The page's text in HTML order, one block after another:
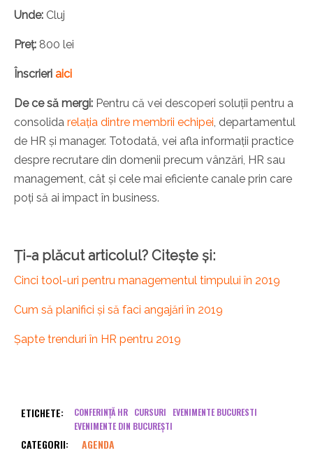
Unde: Cluj
Preț: 800 lei
Înscrieri aici
De ce să mergi: Pentru că vei descoperi soluții pentru a
consolida relația dintre membrii echipei, departamentul
de HR și manager. Totodată, vei afla informații practice
despre recrutare din domenii precum vânzări, HR sau
management, cât și cele mai eficiente canale prin care
poți să ai impact în business.
Ți-a plăcut articolul? Citește și:
Cinci tool-uri pentru managementul timpului în 2019
Cum să planifici și să faci angajări în 2019
Șapte trenduri în HR pentru 2019
ETICHETE: CONFERINȚĂ HR CURSURI
EVENIMENTE BUCURESTI
EVENIMENTE DIN BUCUREȘTI
CATEGORII: AGENDA